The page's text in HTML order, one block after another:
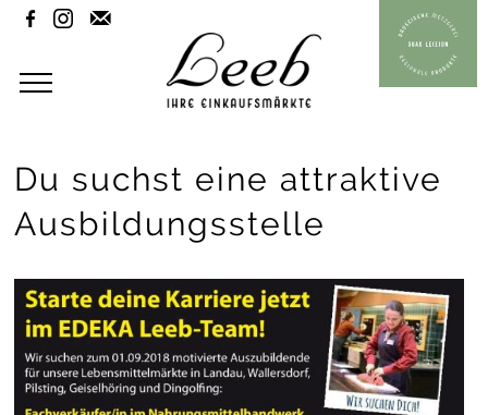
Du suchst eine attraktive
Ausbildungsstelle
  